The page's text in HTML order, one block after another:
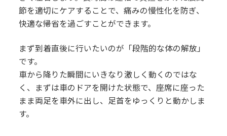
節を適切にケアすることで、痛みの慢性化を防ぎ、
快適な帰省を過ごすことができます。
まず到着直後に行いたいのが「段階的な体の解放」
です。
車から降りた瞬間にいきなり激しく動くのではな
く、まずは車のドアを開けた状態で、座席に座った
まま両足を車外に出し、足首をゆっくりと動かしま
す。